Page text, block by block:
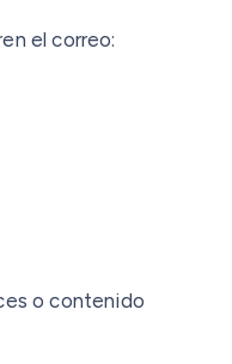
el correo:
o contenido